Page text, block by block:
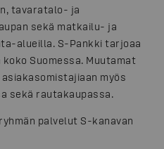
tavaratalo- ja
sekä matkailu- ja
alueilla. S-Pankki tarjoaa
Suomessa. Muutamat
myös
sekä rautakaupassa.
palvelut S-kanavan